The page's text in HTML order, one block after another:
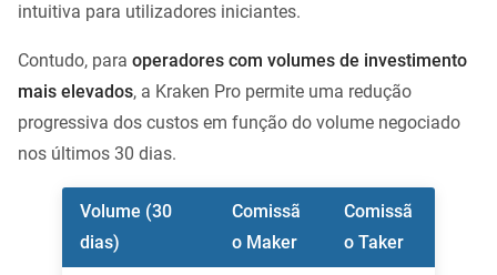
intuitiva para utilizadores iniciantes.
Contudo, para operadores com volumes de investimento
mais elevados, a Kraken Pro permite uma redução
progressiva dos custos em função do volume negociado
nos últimos 30 dias.
Volume (30
dias)
Comissã
o Maker
Comissã
o Taker